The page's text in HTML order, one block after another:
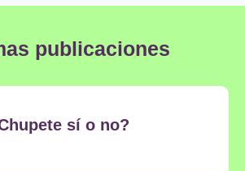
publicaciones
sí o no?